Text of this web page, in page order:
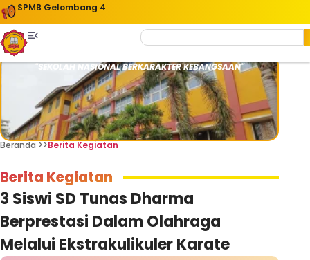
SPMB Gelombang 4
"SEKOLAH NASIONAL BERKARAKTER KEBANGSAAN"
Beranda >>Berita Kegiatan
Berita Kegiatan
3 Siswi SD Tunas Dharma
Berprestasi Dalam Olahraga
Melalui Ekstrakulikuler Karate